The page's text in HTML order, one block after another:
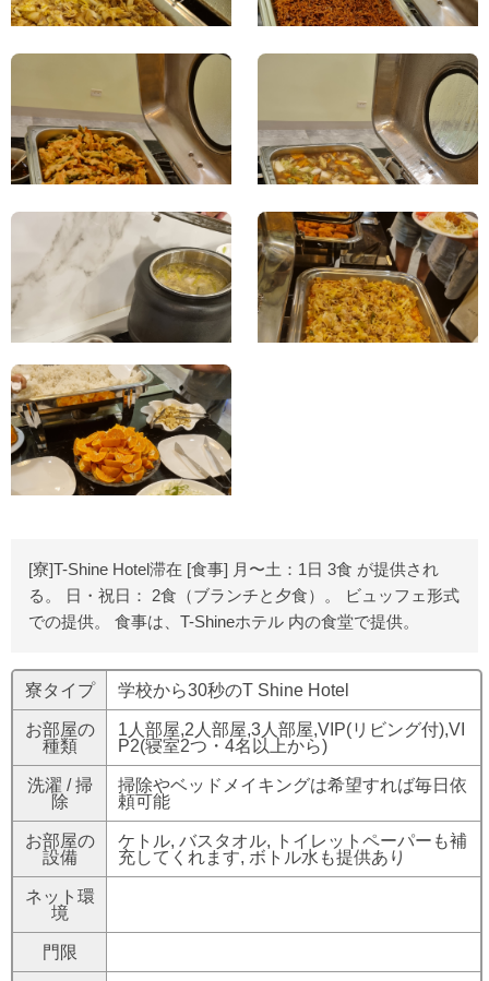
[寮]T-Shine Hotel滞在 [食事] 月〜土：1日 3食 が提供され
る。 日・祝日： 2食（ブランチと夕食）。 ビュッフェ形式
での提供。 食事は、T-Shineホテル 内の食堂で提供。
寮タイプ 学校から30秒のT Shine Hotel
お部屋の
種類
1人部屋,2人部屋,3人部屋,VIP(リビング付),VI
P2(寝室2つ・4名以上から)
洗濯 / 掃
除
掃除やベッドメイキングは希望すれば毎日依
頼可能
お部屋の
設備
ケトル, バスタオル, トイレットペーパーも補
充してくれます, ボトル水も提供あり
ネット環
境
門限